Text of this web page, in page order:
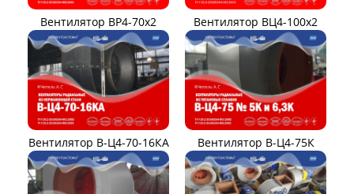
Вентилятор ВР4-70x2 Вентилятор ВЦ4-100х2
Вентилятор В-Ц4-70-16КА Вентилятор В-Ц4-75К